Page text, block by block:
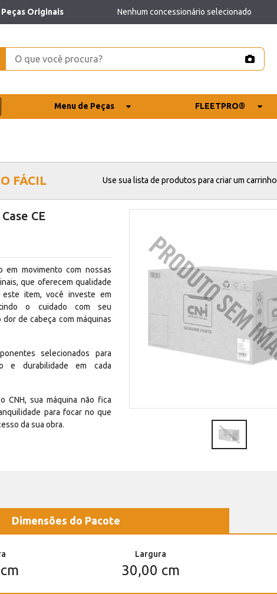
Originais Nenhum concessionário selecionado
Menu de Peças FLEETPRO®
FÁCIL Use sua lista de produtos para criar um
CE
em movimento com nossas
que oferecem qualidade
item, você investe em
o cuidado com seu
de cabeça com máquinas
selecionados para
e durabilidade em cada
CNH, sua máquina não fica
para focar no que
da sua obra.
Dimensões do Pacote
Largura
30,00 cm